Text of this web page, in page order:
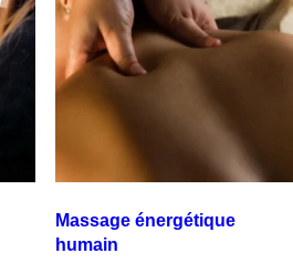
Massage énergétique
humain